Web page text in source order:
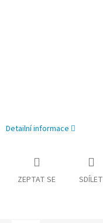
Detailní informace
ZEPTAT SE SDÍLET